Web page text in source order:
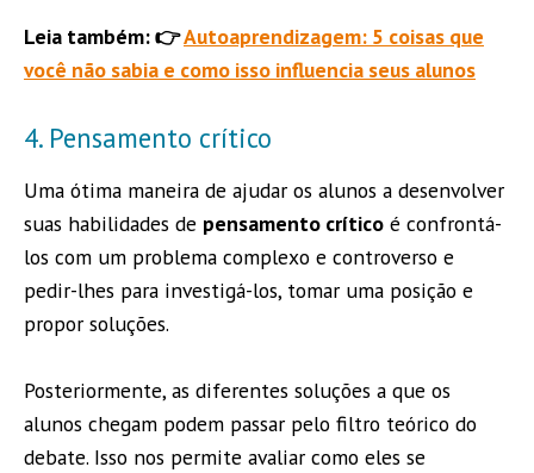
Leia também: 👉Autoaprendizagem: 5 coisas que
você não sabia e como isso influencia seus alunos
4. Pensamento crítico
Uma ótima maneira de ajudar os alunos a desenvolver
suas habilidades de pensamento crítico é confrontá-
los com um problema complexo e controverso e
pedir-lhes para investigá-los, tomar uma posição e
propor soluções.
Posteriormente, as diferentes soluções a que os
alunos chegam podem passar pelo filtro teórico do
debate. Isso nos permite avaliar como eles se